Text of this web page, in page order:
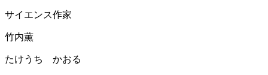
サイエンス作家
竹内薫
たけうち かおる